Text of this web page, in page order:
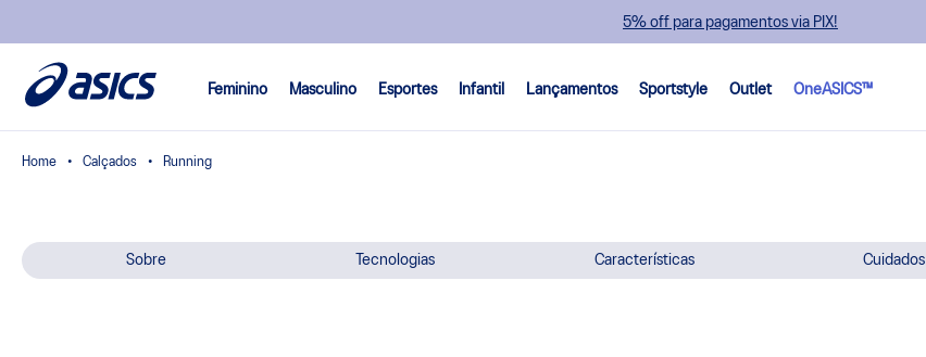
5% off para pagamentos via PIX!
Feminino Masculino Esportes Infantil Lançamentos Sportstyle Outlet OneASICS™
Calçados Running
Sobre Tecnologias Características Cuidados